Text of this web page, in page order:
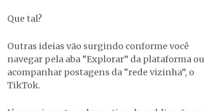
Que tal?
Outras ideias vão surgindo conforme você
navegar pela aba “Explorar” da plataforma ou
acompanhar postagens da “rede vizinha”, o
TikTok.